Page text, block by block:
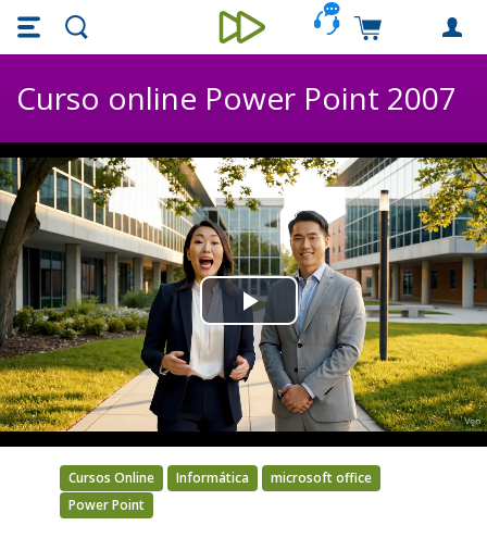
Skip main navigation
Skip to main content
Unieducar
Carrinho de
Curso online Power Point 2007
Play
Video
Cursos Online Informática
microsoft office
Power Point